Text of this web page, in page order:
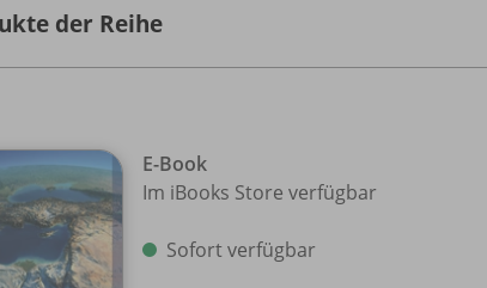
der Reihe
E-Book
Im iBooks Store verfügbar
Sofort verfügbar